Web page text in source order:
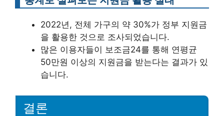
2022년, 전체 가구의 약 30%가 정부 지원금
을 활용한 것으로 조사되었습니다.
많은 이용자들이 보조금24를 통해 연평균
50만원 이상의 지원금을 받는다는 결과가 있
습니다.
결론